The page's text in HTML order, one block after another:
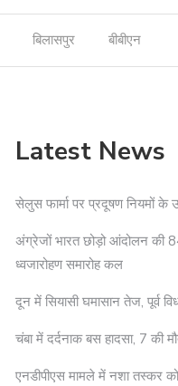
बिलासपुर बीबीएन
Latest News
सेलुस फार्मा पर प्रदूषण नियमों
अंग्रेजों भारत छोड़ो आंदोलन की
ध्वजारोहण समारोह कल
दून में सियासी घमासान तेज, पूर्व
चंबा में दर्दनाक बस हादसा, 7 की
एनडीपीएस मामले में नशा तस्कर